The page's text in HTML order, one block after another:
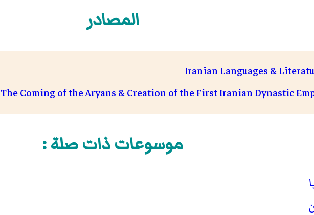
المصادر
Iranian Languages &
The Coming of the Aryans & Creation of the First Iranian Dynastic
موسوعات ذات صلة :